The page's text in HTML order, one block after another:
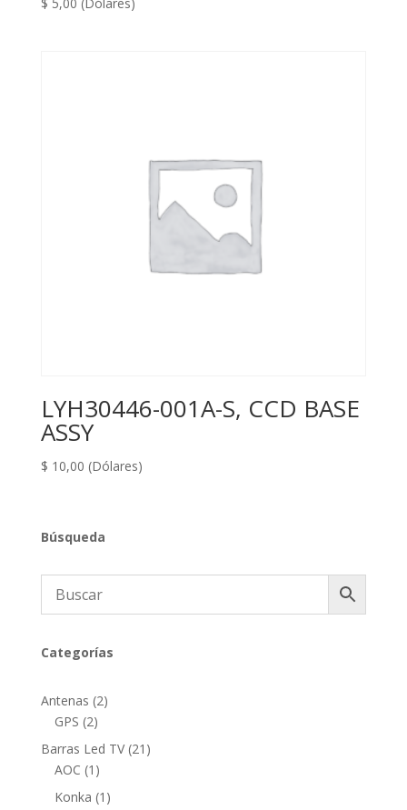
LYH30446-001A-S, CCD BASE
ASSY
$ 10,00 (Dólares)
Búsqueda
Categorías
Antenas 22
GPS 22
productos
Barras Led TV 21 21
AOC 1 1
producto
Konka 1 1